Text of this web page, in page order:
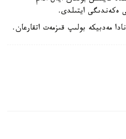
ەكەندىگى ايتىلدى.
مەدبيكە بولىپ قىزمەت اتقارعان.